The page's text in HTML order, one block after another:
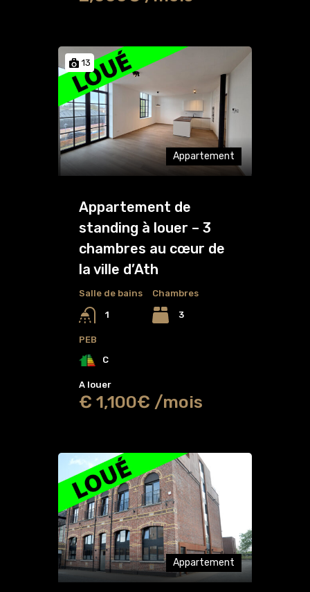
13
Appartement
Appartement de
standing à louer – 3
chambres au cœur de
la ville d’Ath
Salle de bains
1
Chambres
3
PEB
C
A louer
€ 1,100€ /mois
Appartement